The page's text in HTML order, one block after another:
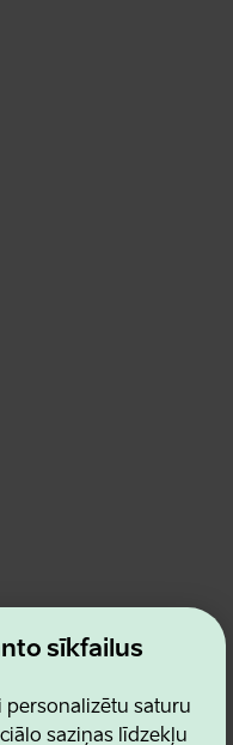
sīkfailus
personalizētu saturu
saziņas līdzekļu